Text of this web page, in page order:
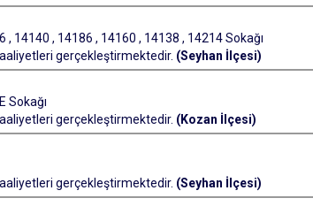
, 14140 , 14186 , 14160 , 14138 , 14214 Sokağı
gerçekleştirmektedir. (Seyhan İlçesi)
Sokağı
gerçekleştirmektedir. (Kozan İlçesi)
gerçekleştirmektedir. (Seyhan İlçesi)